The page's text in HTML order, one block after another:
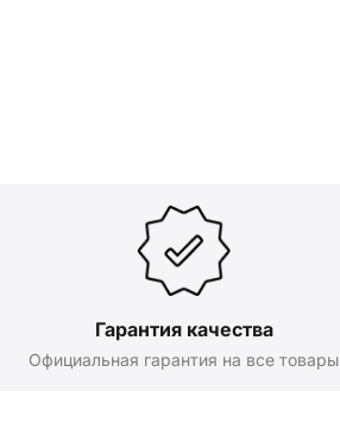
Гарантия качества
Официальная гарантия на все товары